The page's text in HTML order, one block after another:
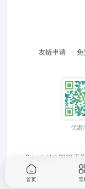
友链申请
优惠
Copyright © 2026 于
首页 导